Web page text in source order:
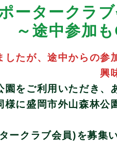
ータークラ
加もOK
たが、途中からの参
興
園をご利用いただき、
様に盛岡市外山森林
ークラブ会員)を募集